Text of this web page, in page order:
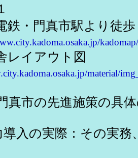
真市駅より徒歩
kadomap/
アウト図
material/
真市の先進施策の具
入の実際：その実務